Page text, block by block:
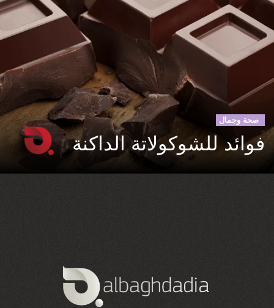
صحة وجمال
فوائد للشوكولاتة الداكنة